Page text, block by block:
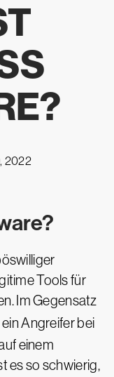
2022
Tools für
Im Gegensatz
Angreifer bei
einem
es so schwierig,